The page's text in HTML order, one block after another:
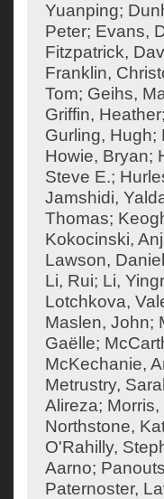
Yuanping;
Peter; Evans,
Fitzpatrick,
Franklin,
Tom; Geihs,
Griffin, Heather;
Gurling, Hugh;
Howie, Bryan;
Steve E.;
Jamshidi,
Thomas;
Kokocinski,
Lawson, Daniel
Li, Rui; Li,
Lotchkova,
Maslen, John;
Gaëlle;
McKechanie,
Metrustry,
Alireza;
Northstone,
O'Rahilly,
Aarno;
Paternoster,